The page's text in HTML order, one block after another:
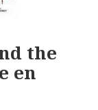
the
en